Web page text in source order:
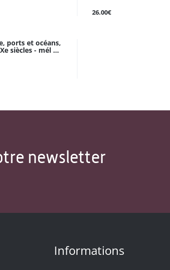
26.00€
ports et océans,
siècles - mél ...
newsletter
Informations